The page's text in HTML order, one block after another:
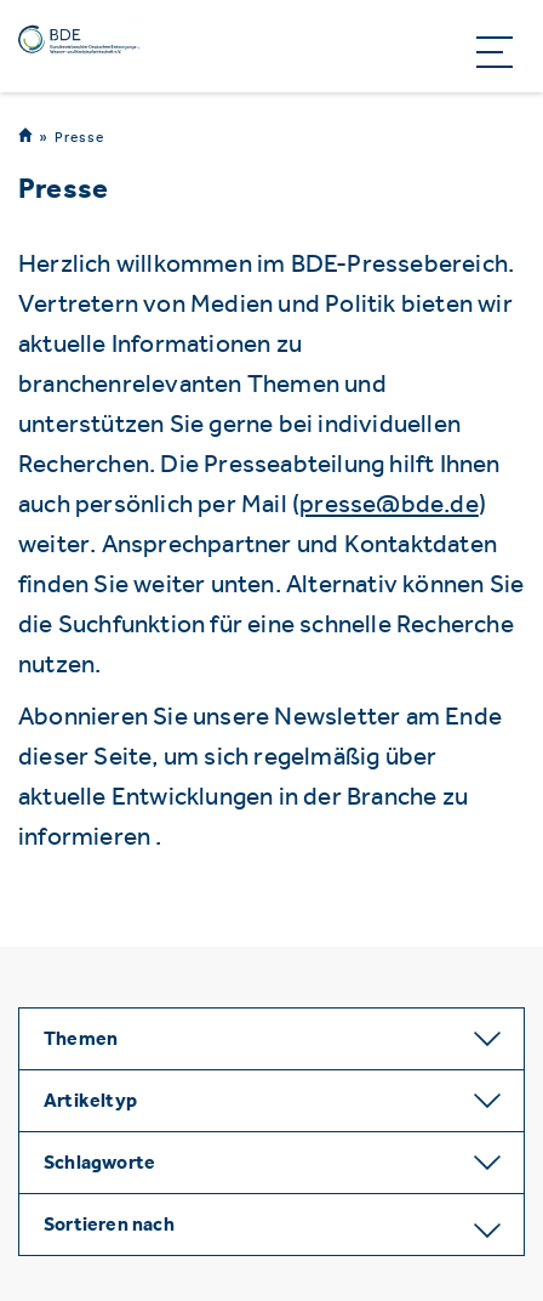
Presse
Presse
Herzlich willkommen im BDE-Pressebereich.
Vertretern von Medien und Politik bieten wir
aktuelle Informationen zu
branchenrelevanten Themen und
unterstützen Sie gerne bei individuellen
Recherchen. Die Presseabteilung hilft Ihnen
auch persönlich per Mail (presse@bde.de)
weiter. Ansprechpartner und Kontaktdaten
finden Sie weiter unten. Alternativ können Sie
die Suchfunktion für eine schnelle Recherche
nutzen.
Abonnieren Sie unsere Newsletter am Ende
dieser Seite, um sich regelmäßig über
aktuelle Entwicklungen in der Branche zu
informieren .
Themen
Artikeltyp
Schlagworte
Sortieren nach